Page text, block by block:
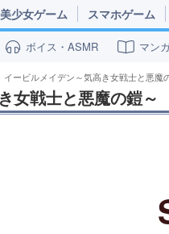
美少女ゲーム スマホゲーム
ボイス・ASMR マン
イービルメイデン～気高き女戦士と悪魔
女戦士と悪魔の鎧～